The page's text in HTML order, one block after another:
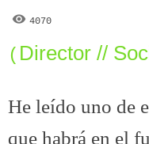
4070
( Director //
He leído uno de
que habrá en el